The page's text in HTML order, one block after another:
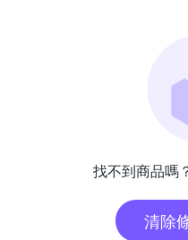
找不到商品嗎
清除